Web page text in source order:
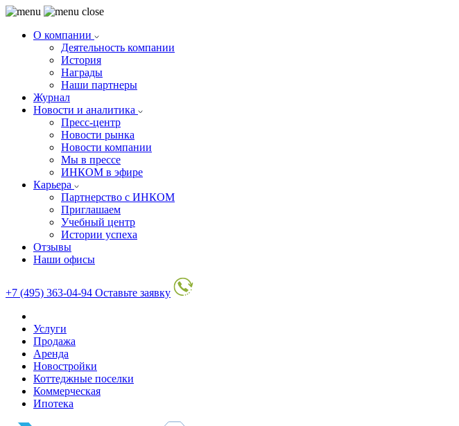
О компании
Деятельность компании
История
Награды
Наши партнеры
Журнал
Новости и аналитика
Пресс-центр
Новости рынка
Новости компании
Мы в прессе
ИНКОМ в эфире
Карьера
Партнерство с ИНКОМ
Приглашаем
Учебный центр
Истории успеха
Отзывы
Наши офисы
+7 (495) 363-04-94 Оставьте заявку
Услуги
Продажа
Аренда
Новостройки
Коттеджные поселки
Коммерческая
Ипотека